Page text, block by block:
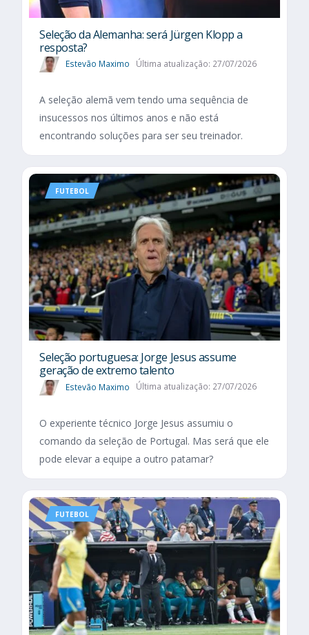
Seleção da Alemanha: será Jürgen Klopp a
resposta?
Estevão Maximo Última atualização: 27/07/2026
A seleção alemã vem tendo uma sequência de
insucessos nos últimos anos e não está
encontrando soluções para ser seu treinador.
FUTEBOL
Seleção portuguesa: Jorge Jesus assume
geração de extremo talento
Estevão Maximo Última atualização: 27/07/2026
O experiente técnico Jorge Jesus assumiu o
comando da seleção de Portugal. Mas será que ele
pode elevar a equipe a outro patamar?
FUTEBOL